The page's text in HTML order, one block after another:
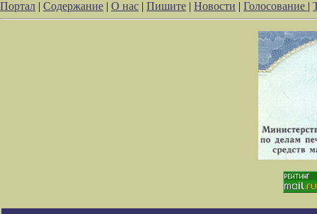
Портал | Содержание | О нас | Пишите | Новости | Голосование |